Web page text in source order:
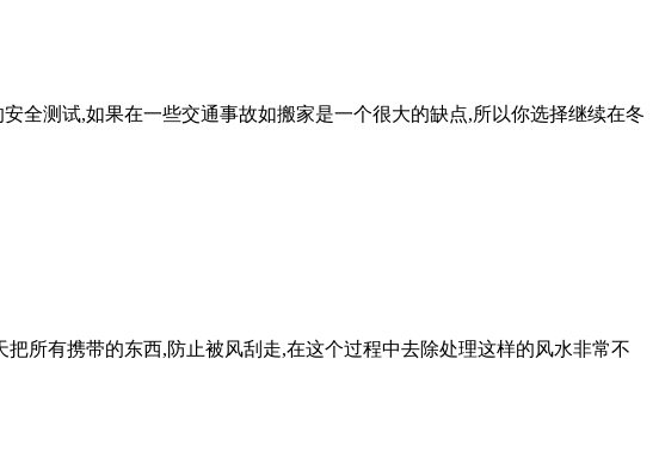
测试,如果在一些交通事故如搬家是一个很大的缺点,所以你选择继续在冬
有携带的东西,防止被风刮走,在这个过程中去除处理这样的风水非常不